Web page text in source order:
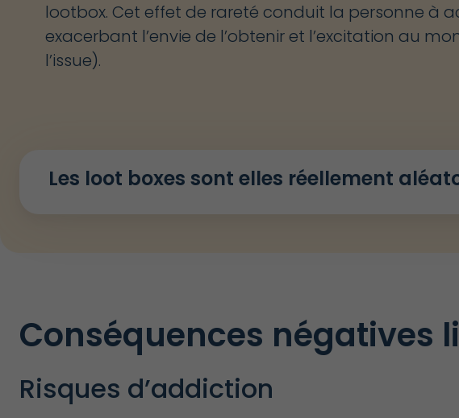
lootbox. Cet effet de rareté conduit la personne à
exacerbant l’envie de l’obtenir et l’excitation au
l’issue).
Les loot boxes sont elles réellement
Conséquences négatives
Risques d’addiction